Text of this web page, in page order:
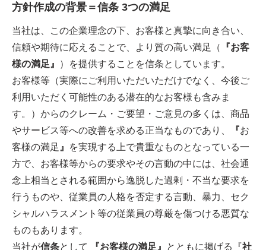
方針作成の背景＝信条 3つの満足
当社は、この企業理念の下、お客様と真摯に向き合い、
信頼や期待に応えることで、より質の高い満足（
『お客
様の満足』
）を提供することを信条としています。
お客様等（実際にご利用いただいただけでなく、今後ご
利用いただく可能性のある潜在的なお客様も含みま
す。）からのクレーム・ご要望・ご意見の多くは、商品
やサービス等への改善を求める正当なものであり、
『お
客様の満足 』
を実現する上で貴重なものとなっている一
方で、お客様等からの要求やその言動の中には、社会通
念上相当とされる範囲から逸脱した過剰・不当な要求を
行うものや、従業員の人格を否定する言動、暴力、セク
シャルハラスメント等の従業員の尊厳を傷つける悪質な
ものもあります。
当社が信条として 『お客様の満足』 とともに掲げる『社